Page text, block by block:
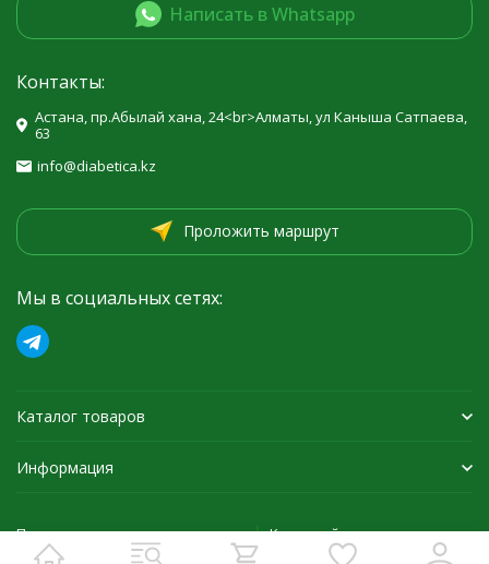
Написать в Whatsapp
Контакты:
Астана, пр.Абылай хана, 24<br>Алматы, ул Каныша Сатпаева,
63
info@diabetica.kz
Проложить маршрут
Мы в социальных сетях:
Каталог товаров
Информация
Политика персональных данных Карта сайта